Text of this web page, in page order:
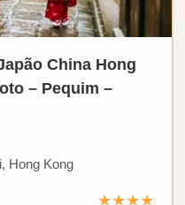
China Hong
– Pequim –
Hong Kong
★★★★